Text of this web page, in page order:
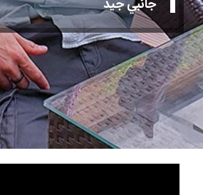
جانبي جيد